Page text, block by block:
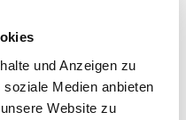
und Anzeigen zu
Medien anbieten
Website zu